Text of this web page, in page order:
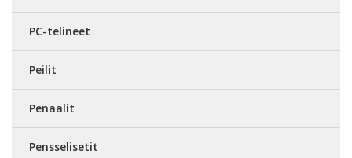
PC-telineet
Peilit
Penaalit
Pensselisetit